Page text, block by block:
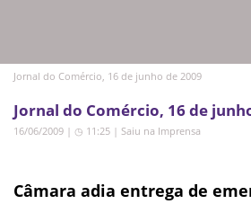
Jornal do Comércio, 16 de junho de 2009
Jornal do Comércio, 16 de
16/06/2009 | ◷ 11:25 | Saiu na Imprensa
Câmara adia entrega de